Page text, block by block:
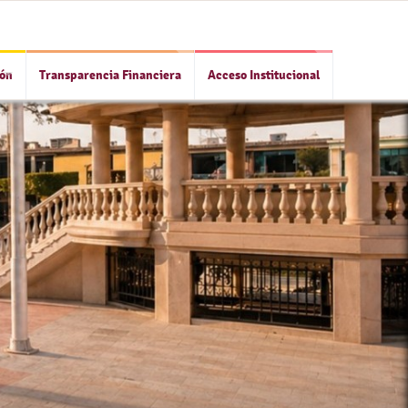
Transparencia Financiera Acceso Institucional